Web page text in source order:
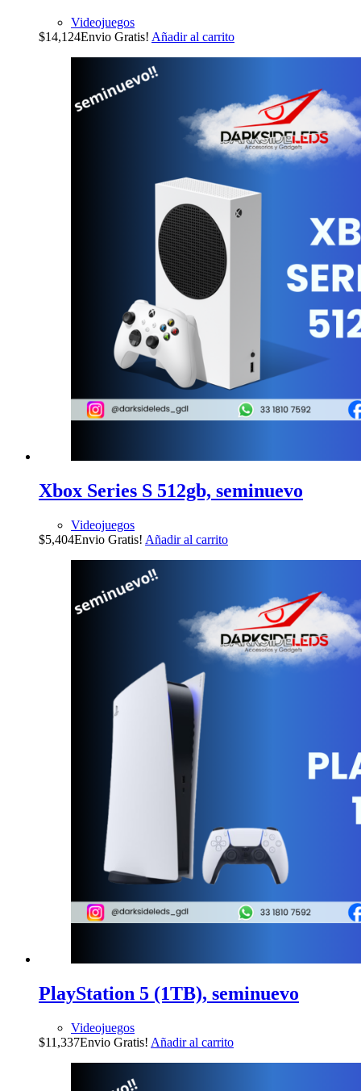
Videojuegos
$14,124Envio Gratis! Añadir al carrito
Xbox Series S 512gb, seminuevo
Videojuegos
$5,404Envio Gratis! Añadir al carrito
PlayStation 5 (1TB), seminuevo
Videojuegos
$11,337Envio Gratis! Añadir al carrito